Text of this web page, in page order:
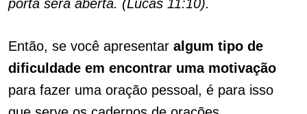
porta será aberta. (Lucas 11:10).
Então, se você apresentar algum tipo de
dificuldade em encontrar uma motivação
para fazer uma oração pessoal, é para isso